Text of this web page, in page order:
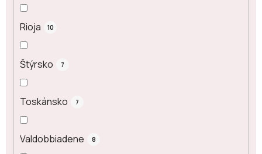
Rioja 10
Štýrsko 7
Toskánsko 7
Valdobbiadene 8